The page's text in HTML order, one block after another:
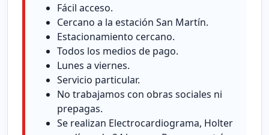
Fácil acceso.
Cercano a la estación San Martín.
Estacionamiento cercano.
Todos los medios de pago.
Lunes a viernes.
Servicio particular.
No trabajamos con obras sociales ni
prepagas.
Se realizan Electrocardiograma, Holter